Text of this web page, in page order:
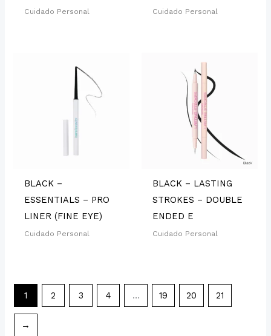
Cuidado Personal Cuidado Personal
BLACK –
ESSENTIALS – PRO
LINER (FINE EYE)
Cuidado Personal
BLACK – LASTING
STROKES – DOUBLE
ENDED E
Cuidado Personal
1 2 3 4 … 19 20 21
→